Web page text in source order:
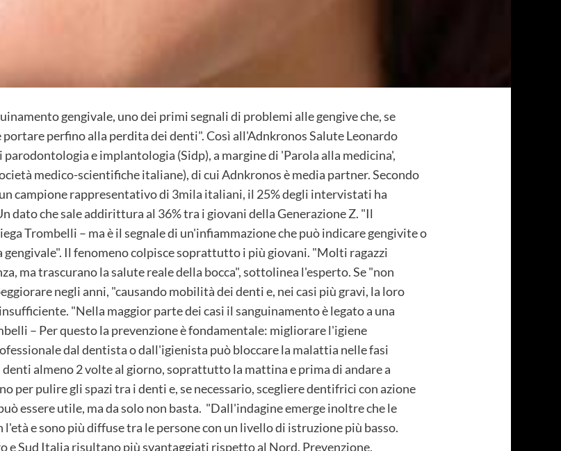
gengivale, uno dei primi segnali di problemi alle gengive che, se
perfino alla perdita dei denti". Così all'Adnkronos Salute Leonardo
e implantologia (Sidp), a margine di 'Parola alla medicina',
medico-scientifiche italiane), di cui Adnkronos è media partner. Secondo
campione rappresentativo di 3mila italiani, il 25% degli intervistati ha
dato che sale addirittura al 36% tra i giovani della Generazione Z. "Il
Trombelli – ma è il segnale di un'infiammazione che può indicare gengivite o
Il fenomeno colpisce soprattutto i più giovani. "Molti ragazzi
ma trascurano la salute reale della bocca", sottolinea l'esperto. Se "non
negli anni, "causando mobilità dei denti e, nei casi più gravi, la loro
"Nella maggior parte dei casi il sanguinamento è legato a una
– Per questo la prevenzione è fondamentale: migliorare l'igiene
dal dentista o dall'igienista può bloccare la malattia nelle fasi
almeno 2 volte al giorno, soprattutto la mattina e prima di andare a
per pulire gli spazi tra i denti e, se necessario, scegliere dentifrici con azione
essere utile, ma da solo non basta. "Dall'indagine emerge inoltre che le
e sono più diffuse tra le persone con un livello di istruzione più basso.
e Sud Italia risultano più svantaggiati rispetto al Nord. Prevenzione,